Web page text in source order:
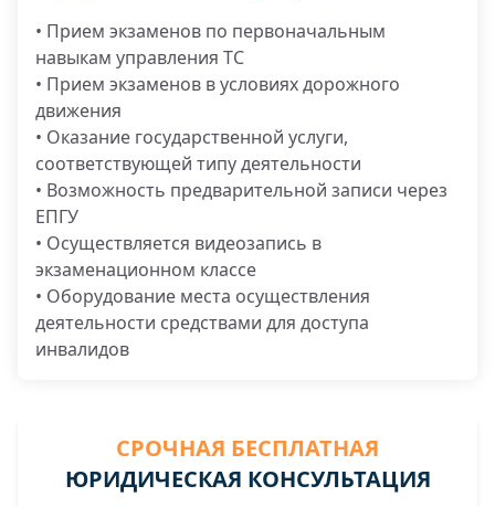
• Прием экзаменов по первоначальным
навыкам управления ТС
• Прием экзаменов в условиях дорожного
движения
• Оказание государственной услуги,
соответствующей типу деятельности
• Возможность предварительной записи через
ЕПГУ
• Осуществляется видеозапись в
экзаменационном классе
• Оборудование места осуществления
деятельности средствами для доступа
инвалидов
СРОЧНАЯ БЕСПЛАТНАЯ
ЮРИДИЧЕСКАЯ КОНСУЛЬТАЦИЯ